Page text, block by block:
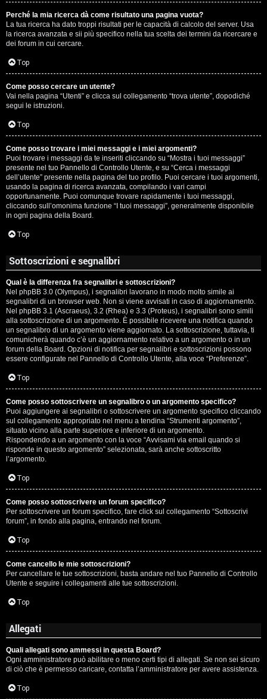
Perché la mia ricerca dà come risultato una pagina vuota?
La tua ricerca ha dato troppi risultati per le capacità di calcolo del server. Usa
la ricerca avanzata e sii più specifico nella tua scelta dei termini da ricercare e
dei forum in cui cercare.
Top
Come posso cercare un utente?
Vai nella pagina “Utenti” e clicca sul collegamento “trova utente”, dopodiché
segui le istruzioni.
Top
Come posso trovare i miei messaggi e i miei argomenti?
Puoi trovare i messaggi da te inseriti cliccando su “Mostra i tuoi messaggi”
presente nel tuo Pannello di Controllo Utente, e su “Cerca i messaggi
dell’utente” presente nella pagina del tuo profilo. Puoi cercare i tuoi argomenti,
usando la pagina di ricerca avanzata, compilando i vari campi
opportunamente. Puoi comunque trovare rapidamente i tuoi messaggi,
cliccando sull’omonima funzione “I tuoi messaggi”, generalmente disponibile
in ogni pagina della Board.
Top
Sottoscrizioni e segnalibri
Qual è la differenza fra segnalibri e sottoscrizioni?
Nel phpBB 3.0 (Olympus), i segnalibri lavorano in modo molto simile ai
segnalibri di un browser web. Non si viene avvisati in caso di aggiornamento.
Nel phpBB 3.1 (Ascraeus), 3.2 (Rhea) e 3.3 (Proteus), i segnalibri sono simili
alla sottoscrizione di un argomento. È possibile ricevere una notifica quando
un segnalibro di un argomento viene aggiornato. La sottoscrizione, tuttavia, ti
comunicherà quando c’è un aggiornamento relativo a un argomento o in un
forum della Board. Opzioni di notifica per segnalibri e sottoscrizioni possono
essere configurate nel Pannello di Controllo Utente, alla voce “Preferenze”.
Top
Come posso sottoscrivere un segnalibro o un argomento specifico?
Puoi aggiungere ai segnalibri o sottoscrivere un argomento specifico cliccando
sul collegamento appropriato nel menu a tendina “Strumenti argomento”,
situato vicino alla parte superiore e inferiore di un argomento.
Rispondendo a un argomento con la voce “Avvisami via email quando si
risponde in questo argomento” selezionata, sarà anche sottoscritto
l’argomento.
Top
Come posso sottoscrivere un forum specifico?
Per sottoscrivere un forum specifico, fare click sul collegamento “Sottoscrivi
forum”, in fondo alla pagina, entrando nel forum.
Top
Come cancello le mie sottoscrizioni?
Per cancellare le tue sottoscrizioni, basta andare nel tuo Pannello di Controllo
Utente e seguire i collegamenti alle tue sottoscrizioni.
Top
Allegati
Quali allegati sono ammessi in questa Board?
Ogni amministratore può abilitare o meno certi tipi di allegati. Se non sei sicuro
di ciò che è permesso caricare, contatta l’amministratore per avere assistenza.
Top